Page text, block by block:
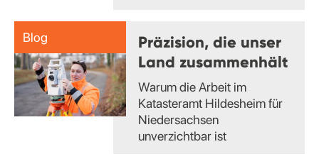
Blog
Präzision, die unser
Land zusammenhält
Warum die Arbeit im
Katasteramt Hildesheim für
Niedersachsen
unverzichtbar ist